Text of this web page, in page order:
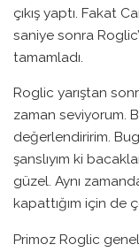
çıkış yaptı. Fakat
saniye sonra
tamamladı.
Roglic yarıştan
zaman seviyorum.
değerlendiririm.
şanslıyım ki
güzel. Aynı
kapattığım için de
Primoz Roglic genel